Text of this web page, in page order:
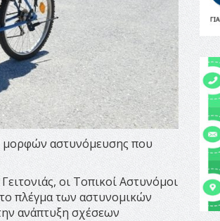
μορφών αστυνόμευσης που
οι Τοπικοί Αστυνόμοι
πλέγμα των αστυνομικών
ανάπτυξη σχέσεων